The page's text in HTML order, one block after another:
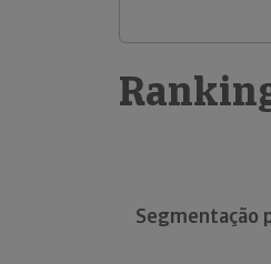
Segmentação